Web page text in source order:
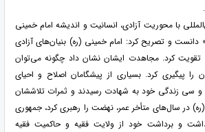
با محوریت آزادی، انسانیت و اندیشه امام خمینی
دانست و تصریح کرد: امام خمینی (ره) بنیان‌های آزادی
کرد. مجاهدت ایشان نشان داد چگونه می‌توان
را پیگیری کرد. بسیاری از پیشگامان اصلاح و احیای
سی زندگی خود به شهادت رسیدند و ثمرات تلاششان
(ره) در سال‌های متأخر عمر، نهضت را رهبری کرد، جمهوری
و برداشت خود از ولایت فقیه و حاکمیت فقیه